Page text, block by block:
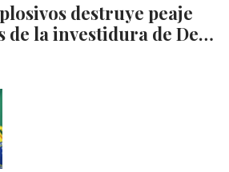
destruye peaje
de la investidura de De…